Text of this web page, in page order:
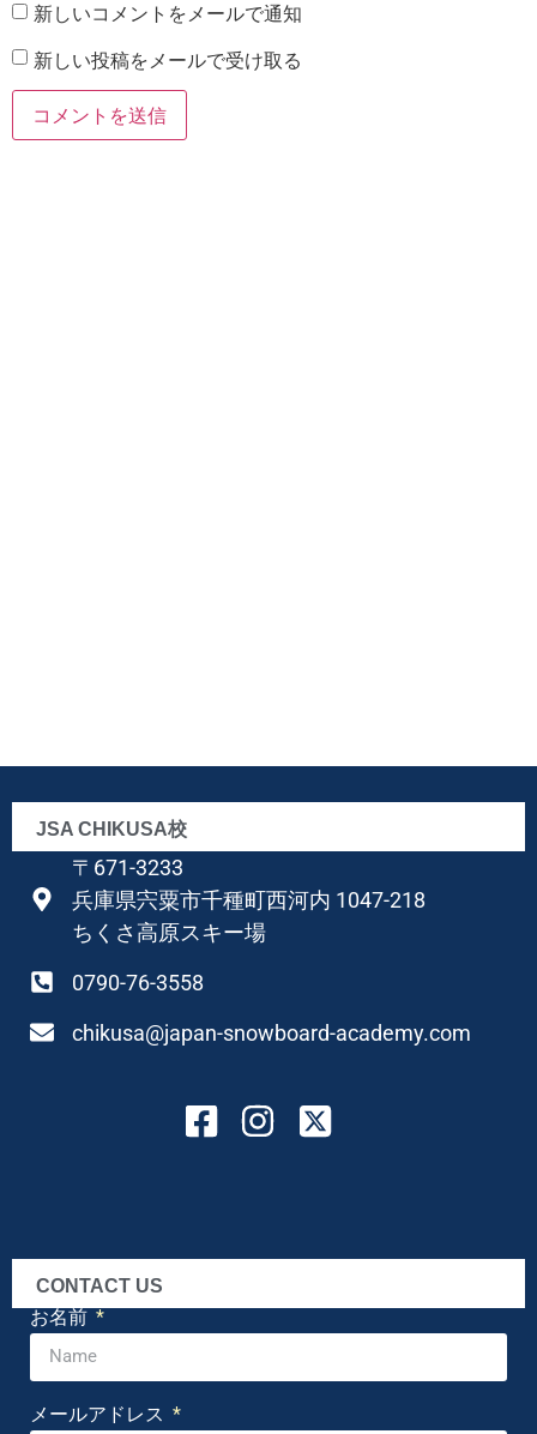
新しいコメントをメールで通知
新しい投稿をメールで受け取る
JSA CHIKUSA校
〒671-3233
兵庫県宍粟市千種町西河内 1047-218
ちくさ高原スキー場
0790-76-3558
chikusa@japan-snowboard-academy.com
CONTACT US
お名前
メールアドレス